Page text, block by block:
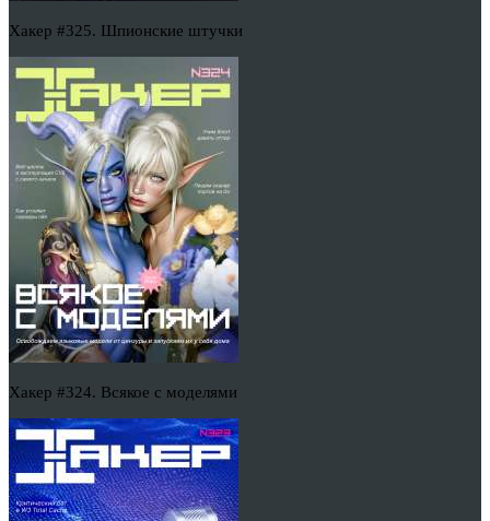
Хакер #325. Шпионские штучки
Хакер #324. Всякое с моделями